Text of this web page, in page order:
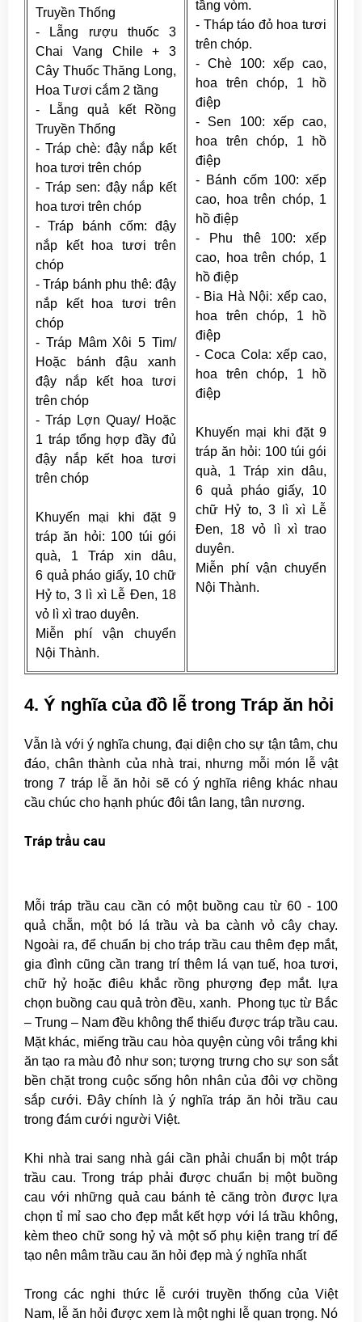
Truyền Thống
- Lẵng rượu thuốc 3
Chai Vang Chile + 3
Cây Thuốc Thăng Long,
Hoa Tươi cắm 2 tầng
- Lẵng quả kết Rồng
Truyền Thống
- Tráp chè: đậy nắp kết
hoa tươi trên chóp
- Tráp sen: đậy nắp kết
hoa tươi trên chóp
- Tráp bánh cốm: đậy
nắp kết hoa tươi trên
chóp
- Tráp bánh phu thê: đậy
nắp kết hoa tươi trên
chóp
- Tráp Mâm Xôi 5 Tim/
Hoặc bánh đậu xanh
đậy nắp kết hoa tươi
trên chóp
- Tráp Lợn Quay/ Hoặc
1 tráp tổng hợp đầy đủ
đậy nắp kết hoa tươi
trên chóp
Khuyến mại khi đặt 9
tráp ăn hỏi: 100 túi gói
quà, 1 Tráp xin dâu,
6 quả pháo giấy, 10 chữ
Hỷ to, 3 lì xì Lễ Đen, 18
vỏ lì xì trao duyên.
Miễn phí vận chuyển
Nội Thành.
tầng vòm.
- Tháp táo đỏ hoa tươi
trên chóp.
- Chè 100: xếp cao,
hoa trên chóp, 1 hồ
điệp
- Sen 100: xếp cao,
hoa trên chóp, 1 hồ
điệp
- Bánh cốm 100: xếp
cao, hoa trên chóp, 1
hồ điệp
- Phu thê 100: xếp
cao, hoa trên chóp, 1
hồ điệp
- Bia Hà Nội: xếp cao,
hoa trên chóp, 1 hồ
điệp
- Coca Cola: xếp cao,
hoa trên chóp, 1 hồ
điệp
Khuyến mại khi đặt 9
tráp ăn hỏi: 100 túi gói
quà, 1 Tráp xin dâu,
6 quả pháo giấy, 10
chữ Hỷ to, 3 lì xì Lễ
Đen, 18 vỏ lì xì trao
duyên.
Miễn phí vận chuyển
Nội Thành.
4. Ý nghĩa của đồ lễ trong Tráp ăn hỏi
Vẫn là với ý nghĩa chung, đại diện cho sự tận tâm, chu
đáo, chân thành của nhà trai, nhưng mỗi món lễ vật
trong 7 tráp lễ ăn hỏi sẽ có ý nghĩa riêng khác nhau
cầu chúc cho hạnh phúc đôi tân lang, tân nương.
Tráp trầu cau
Mỗi tráp trầu cau cần có một buồng cau từ 60 - 100
quả chẵn, một bó lá trầu và ba cành vỏ cây chay.
Ngoài ra, để chuẩn bị cho tráp trầu cau thêm đẹp mắt,
gia đình cũng cần trang trí thêm lá vạn tuế, hoa tươi,
chữ hỷ hoặc điêu khắc rồng phượng đẹp mắt. lựa
chọn buồng cau quả tròn đều, xanh. Phong tục từ Bắc
– Trung – Nam đều không thể thiếu được tráp trầu cau.
Mặt khác, miếng trầu cau hòa quyện cùng vôi trắng khi
ăn tạo ra màu đỏ như son; tượng trưng cho sự son sắt
bền chặt trong cuộc sống hôn nhân của đôi vợ chồng
sắp cưới. Đây chính là ý nghĩa tráp ăn hỏi trầu cau
trong đám cưới người Việt.
Khi nhà trai sang nhà gái cần phải chuẩn bị một tráp
trầu cau. Trong tráp phải được chuẩn bị một buồng
cau với những quả cau bánh tẻ căng tròn được lựa
chọn tỉ mỉ sao cho đẹp mắt kết hợp với lá trầu không,
kèm theo chữ song hỷ và một số phụ kiện trang trí để
tạo nên mâm trầu cau ăn hỏi đẹp mà ý nghĩa nhất
Trong các nghi thức lễ cưới truyền thống của Việt
Nam, lễ ăn hỏi được xem là một nghi lễ quan trọng. Nó